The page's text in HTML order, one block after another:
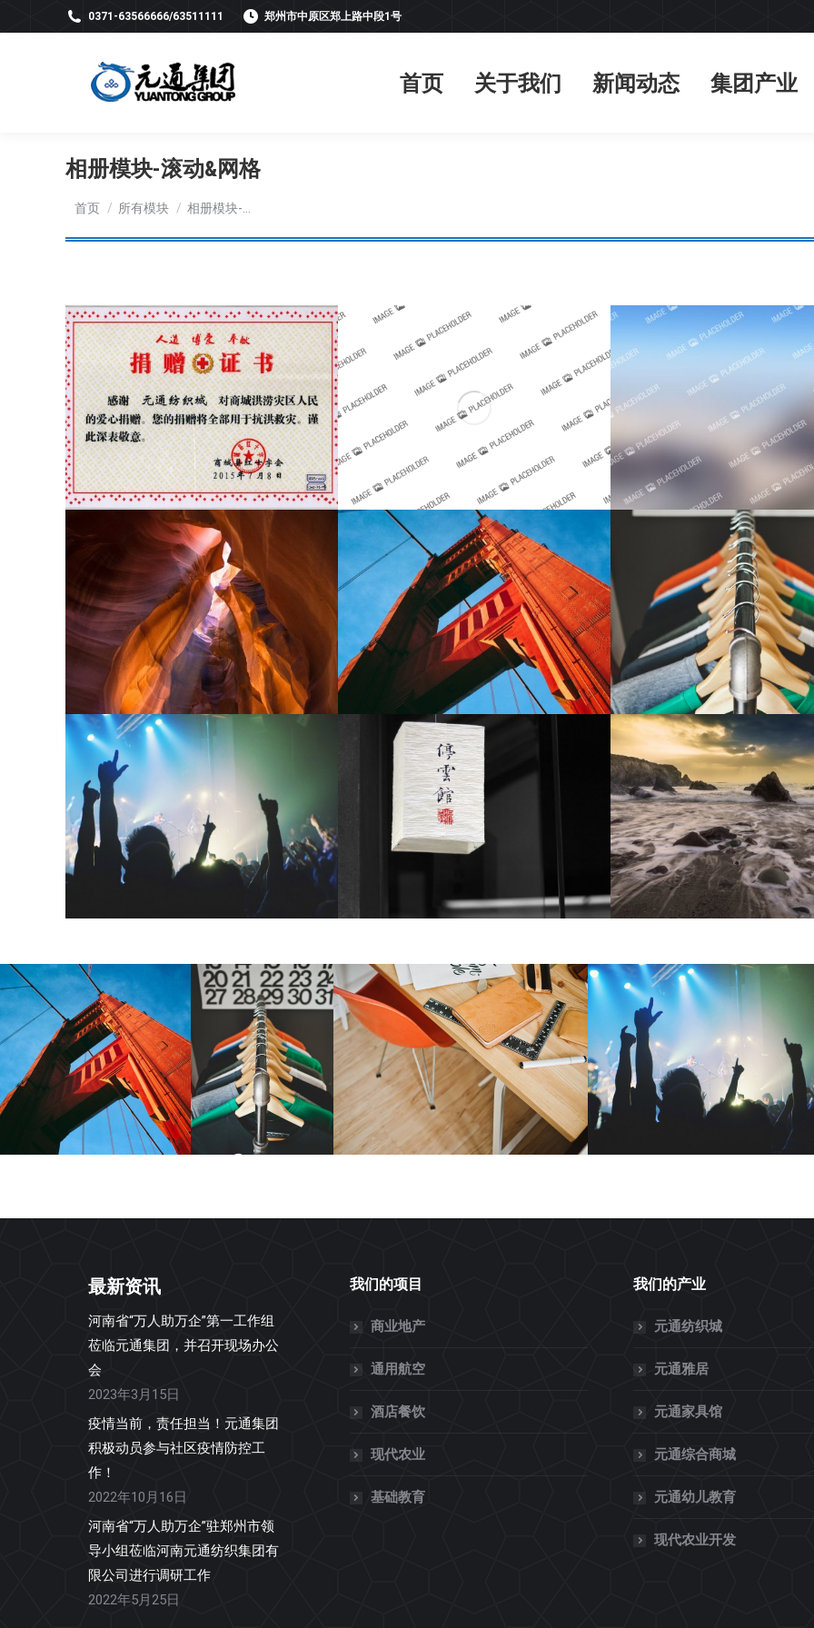
0371-63566666/63511111 郑州市中原区郑上路中段1号
首页 关于我们 新闻动态 集团产业
相册模块-滚动&网格
首页 所有模块 相册模块-…
ytphoto Previous Expeditions Beauty studio
标题 Yoga studio Sweet dreams
Bakery promo Landscapes Fashion portraits
Yoga studio
Sweet
dreams
Light interior Bakery promo
最新资讯
河南省“万人助万企”第一工作组
莅临元通集团，并召开现场办公
会
2023年3月15日
疫情当前，责任担当！元通集团
积极动员参与社区疫情防控工
作！
2022年10月16日
河南省“万人助万企”驻郑州市领
导小组莅临河南元通纺织集团有
限公司进行调研工作
2022年5月25日
我们的项目
商业地产
通用航空
酒店餐饮
现代农业
基础教育
我们的产业
元通纺织城
元通雅居
元通家具馆
元通综合商城
元通幼儿教育
现代农业开发
首页 关于我们 新闻动态 集团产业